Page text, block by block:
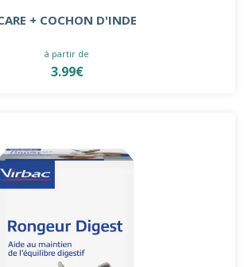
+ COCHON D'INDE
à partir de
3.99€